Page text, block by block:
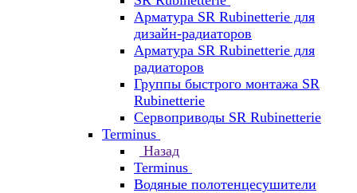
Арматура SR Rubinetterie для
дизайн-радиаторов
Арматура SR Rubinetterie для
радиаторов
Группы быстрого монтажа SR
Rubinetterie
Сервоприводы SR Rubinetterie
Terminus
Назад
Terminus
Водяные полотенцесушители